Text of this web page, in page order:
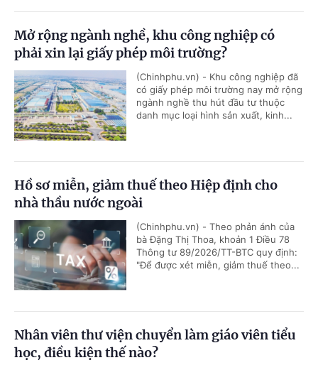
Mở rộng ngành nghề, khu công nghiệp có
phải xin lại giấy phép môi trường?
(Chinhphu.vn) - Khu công nghiệp đã
có giấy phép môi trường nay mở rộng
ngành nghề thu hút đầu tư thuộc
danh mục loại hình sản xuất, kinh...
Hồ sơ miễn, giảm thuế theo Hiệp định cho
nhà thầu nước ngoài
(Chinhphu.vn) - Theo phản ánh của
bà Đặng Thị Thoa, khoản 1 Điều 78
Thông tư 89/2026/TT-BTC quy định:
"Để được xét miễn, giảm thuế theo...
Nhân viên thư viện chuyển làm giáo viên tiểu
học, điều kiện thế nào?